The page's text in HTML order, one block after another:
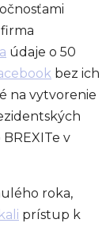
údaje o 50
bez ich
na vytvorenie
v
roka,
prístup k